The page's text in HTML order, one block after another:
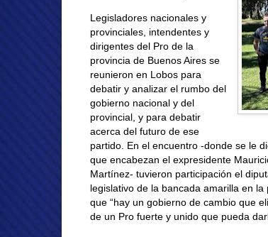
Legisladores nacionales y
provinciales, intendentes y
dirigentes del Pro de la
provincia de Buenos Aires se
reunieron en Lobos para
debatir y analizar el rumbo del
gobierno nacional y del
provincial, y para debatir
acerca del futuro de ese
partido. En el encuentro -donde se le
que encabezan el expresidente
Martínez- tuvieron participación el
legislativo de la bancada amarilla en
que “hay un gobierno de cambio que
de un Pro fuerte y unido que pueda